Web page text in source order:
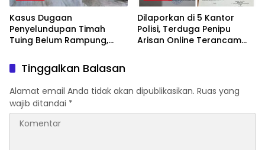
Kasus Dugaan
Penyelundupan Timah
Tuing Belum Rampung,
Dalam Informasi
Penyidikan
Dilaporkan di 5 Kantor
Polisi, Terduga Penipu
Arisan Online Terancam
Tinggalkan Balasan
Alamat email Anda tidak akan dipublikasikan. Ruas yang
wajib ditandai *